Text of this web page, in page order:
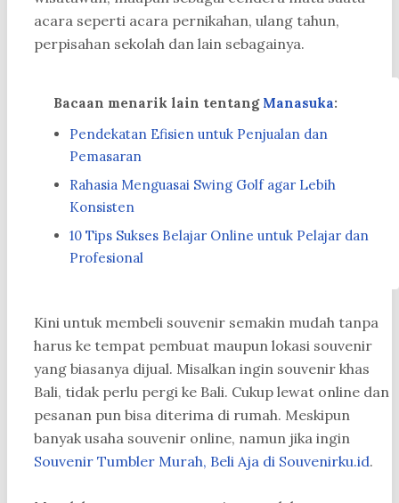
acara seperti acara pernikahan, ulang tahun,
perpisahan sekolah dan lain sebagainya.
Bacaan menarik lain tentang Manasuka:
Pendekatan Efisien untuk Penjualan dan
Pemasaran
Rahasia Menguasai Swing Golf agar Lebih
Konsisten
10 Tips Sukses Belajar Online untuk Pelajar dan
Profesional
Kini untuk membeli souvenir semakin mudah tanpa
harus ke tempat pembuat maupun lokasi souvenir
yang biasanya dijual. Misalkan ingin souvenir khas
Bali, tidak perlu pergi ke Bali. Cukup lewat online dan
pesanan pun bisa diterima di rumah. Meskipun
banyak usaha souvenir online, namun jika ingin
Souvenir Tumbler Murah, Beli Aja di Souvenirku.id.